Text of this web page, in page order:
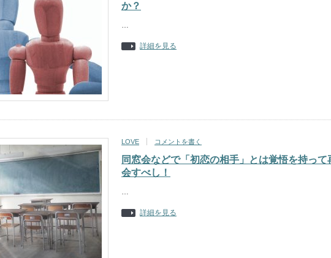
か？
…
詳細を見る
LOVE コメントを書く
同窓会などで「初恋の相手」とは覚悟を持って
会すべし！
…
詳細を見る